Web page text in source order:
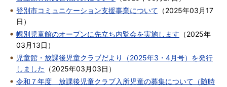
登別市コミュニケーション支援事業について （2025年03月17
日 ）
幌別児童館のオープンに先立ち内覧会を実施します （2025年
03月13日 ）
児童館・放課後児童クラブだより（2025年3・4月号）を発行
しました （2025年03月03日 ）
令和７年度 放課後児童クラブ入所児童の募集について（随時